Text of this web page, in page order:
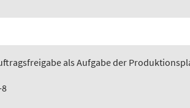
als Aufgabe der